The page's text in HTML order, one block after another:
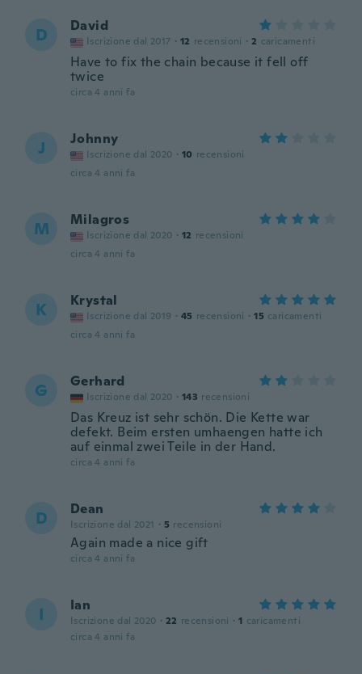
D David
Iscrizione dal 2017 · 12 recensioni · 2 caricamenti
Have to fix the chain because it fell off
twice
circa 4 anni fa
J Johnny
Iscrizione dal 2020 · 10 recensioni
circa 4 anni fa
M Milagros
Iscrizione dal 2020 · 12 recensioni
circa 4 anni fa
K Krystal
Iscrizione dal 2019 · 45 recensioni · 15 caricamenti
circa 4 anni fa
G Gerhard
Iscrizione dal 2020 · 143 recensioni
Das Kreuz ist sehr schön. Die Kette war
defekt. Beim ersten umhaengen hatte ich
auf einmal zwei Teile in der Hand.
circa 4 anni fa
D Dean
Iscrizione dal 2021 · 5 recensioni
Again made a nice gift
circa 4 anni fa
I Ian
Iscrizione dal 2020 · 22 recensioni · 1 caricamenti
circa 4 anni fa